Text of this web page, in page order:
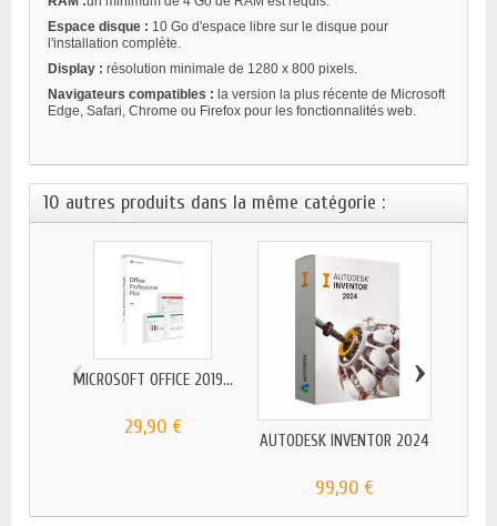
Espace disque : 10 Go d'espace libre sur le disque pour
l'installation complète.
Display : résolution minimale de 1280 x 800 pixels.
Navigateurs compatibles : la version la plus récente de Microsoft
Edge, Safari, Chrome ou Firefox pour les fonctionnalités web.
10 autres produits dans la même catégorie :
MICROSOFT OFFICE 2019...
29,90 €
AUTODESK INVENTOR 2024
99,90 €
‹ ›